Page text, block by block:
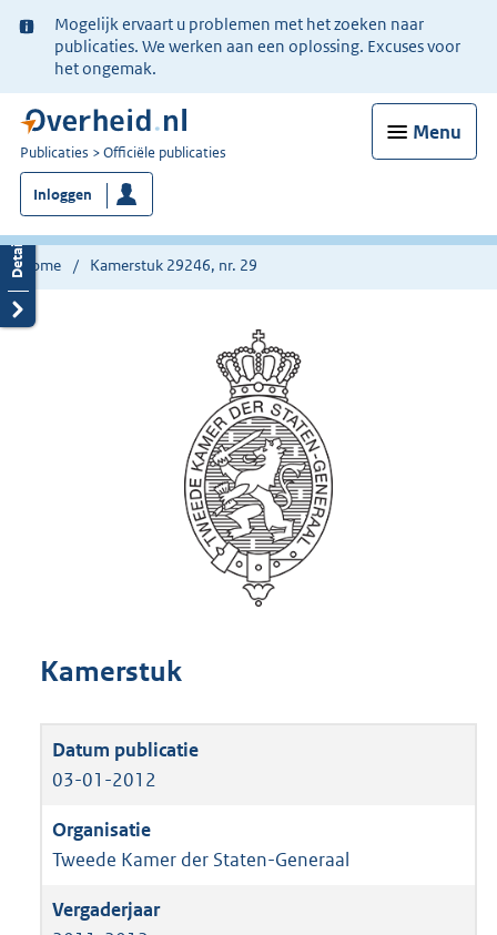
Ter
informatie:
Mogelijk ervaart u problemen met het zoeken naar
publicaties. We werken aan een oplossing. Excuses voor
het ongemak.
Menu
U
bent
nu
hier:
Publicaties Officiële publicaties
Inloggen
Home Kamerstuk 29246, nr. 29
Kamerstuk
03-01-2012
Tweede Kamer der Staten-Generaal